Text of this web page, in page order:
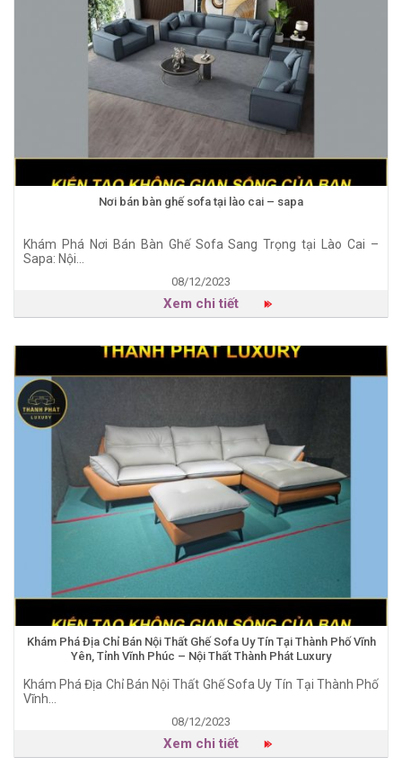
Nơi bán bàn ghế sofa tại lào cai – sapa
Khám Phá Nơi Bán Bàn Ghế Sofa Sang Trọng tại Lào Cai –
Sapa: Nội...
08/12/2023
Xem chi tiết
Khám Phá Địa Chỉ Bán Nội Thất Ghế Sofa Uy Tín Tại Thành Phố Vĩnh
Yên, Tỉnh Vĩnh Phúc – Nội Thất Thành Phát Luxury
Khám Phá Địa Chỉ Bán Nội Thất Ghế Sofa Uy Tín Tại Thành Phố
Vĩnh...
08/12/2023
Xem chi tiết